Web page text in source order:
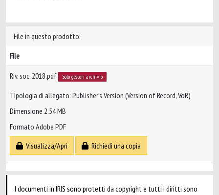
File in questo prodotto:
File
Riv. soc. 2018.pdf Solo gestori archivio
Tipologia di allegato: Publisher’s Version (Version of Record, VoR)
Dimensione 2.54 MB
Formato Adobe PDF
Visualizza/Apri
Richiedi una copia
I documenti in IRIS sono protetti da copyright e tutti i diritti sono